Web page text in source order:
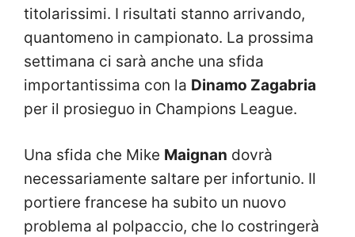
titolarissimi. I risultati stanno arrivando,
quantomeno in campionato. La prossima
settimana ci sarà anche una sfida
importantissima con la Dinamo Zagabria
per il prosieguo in Champions League.
Una sfida che Mike Maignan dovrà
necessariamente saltare per infortunio. Il
portiere francese ha subito un nuovo
problema al polpaccio, che lo costringerà